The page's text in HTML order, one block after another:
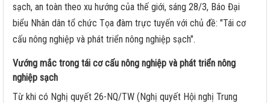
sạch, an toàn theo xu hướng của thế giới, sáng 28/3, Báo Đại
biểu Nhân dân tổ chức Tọa đàm trực tuyến với chủ đề: "Tái cơ
cấu nông nghiệp và phát triển nông nghiệp sạch".
Vướng mắc trong tái cơ cấu nông nghiệp và phát triển nông
nghiệp sạch
Từ khi có Nghị quyết 26-NQ/TW (Nghị quyết Hội nghị Trung